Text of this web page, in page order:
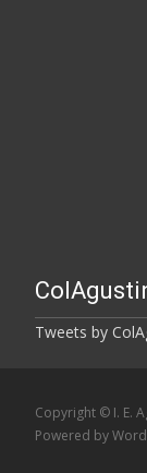
Tweets by
Copyright © I. E.
Powered by